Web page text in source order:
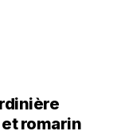
romarin